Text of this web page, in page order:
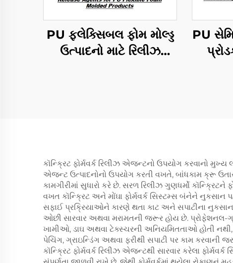
PU ફ્લેક્સિબલ ફોમ મોલ્ડ્ડ
ઉત્પાદનો માટે રિલીઝ
PU
કૉન્ક્રિટ ફોર્મવર્ક રિલીઝ એજન્ટનો ઉપયોગ કરવાનો
એજન્ટ ઉત્પાદનોનો ઉપયોગ કરતી વખતે, બાંધકામ ક્રૂ
કામગીરીમાં સુધારો કરે છે. સરળ રિલીઝ ગુણધર્મો
વખત કૉન્ક્રિટ અને મોંઘા ફોર્મવર્ક સિસ્ટમ્સ બંનેને
સફાઈ પ્રક્રિયાઓને કારણે થતા કાટ અને સપાટીના
ઓછી સારવાર અથવા મરામતની જરૂર હોય છે. પ્રોફેશનલ-
ખામીઓ, ડાઘ અથવા ટેક્સ્ચરની અનિયમિતતાઓ હોતી નથી,
પેચિંગ, ગ્રાઇન્ડિંગ અથવા ફરીથી સપાટી પર કામ
કૉન્ક્રિટ ફોર્મવર્ક રિલીઝ એજન્ટથી સારવાર કરેલા